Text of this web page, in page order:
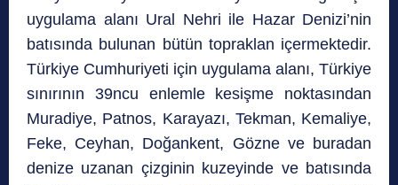
uygulama alanı Ural Nehri ile Hazar Denizi’nin
batısında bulunan bütün topraklan içermektedir.
Türkiye Cumhuriyeti için uygulama alanı, Türkiye
sınırının 39ncu enlemle kesişme noktasından
Muradiye, Patnos, Karayazı, Tekman, Kemaliye,
Feke, Ceyhan, Doğankent, Gözne ve buradan
denize uzanan çizginin kuzeyinde ve batısında